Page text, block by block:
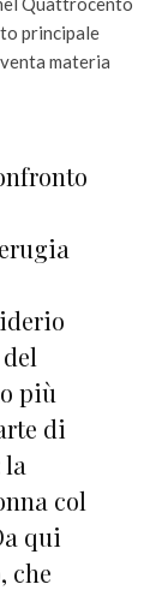
principale
materia
più
di
col
qui
che